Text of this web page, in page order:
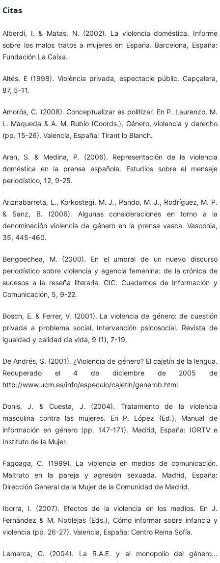
Citas
Alberdi, I. & Matas, N. (2002). La violencia doméstica. Informe
sobre los malos tratos a mujeres en España. Barcelona, España:
Fundación La Caixa.
Altés, E (1998). Violència privada, espectacle públic. Capçalera,
87, 5-11.
Amorós, C. (2008). Conceptualizar es politizar. En P. Laurenzo, M.
L. Maqueda & A. M. Rubio (Coords.), Género, violencia y derecho
(pp. 15-26). Valencia, España: Tirant lo Blanch.
Aran, S. & Medina, P. (2006). Representación de la violencia
doméstica en la prensa española. Estudios sobre el mensaje
periodístico, 12, 9-25.
Ariznabarreta, L., Korkostegi, M. J., Pando, M. J., Rodríguez, M. P.
& Sanz, B. (2006). Algunas consideraciones en torno a la
denominación violencia de género en la prensa vasca. Vasconia,
35, 445-460.
Bengoechea, M. (2000). En el umbral de un nuevo discurso
periodístico sobre violencia y agencia femenina: de la crónica de
sucesos a la reseña literaria. CIC. Cuadernos de Información y
Comunicación, 5, 9-22.
Bosch, E. & Ferrer, V. (2001). La violencia de género: de cuestión
privada a problema social, Intervención psicosocial. Revista de
igualdad y calidad de vida, 9 (1), 7-19.
De Andrés, S. (2001). ¿Violencia de género? El cajetín de la lengua.
Recuperado el 4 de diciembre de 2005 de
http://www.ucm.es/info/especulo/cajetin/generob.html
Donis, J. & Cuesta, J. (2004). Tratamiento de la violencia
masculina contra las mujeres. En P. López (Ed.), Manual de
información en género (pp. 147-171). Madrid, España: IORTV e
Instituto de la Mujer.
Fagoaga, C. (1999). La violencia en medios de comunicación.
Maltrato en la pareja y agresión sexuada. Madrid, España:
Dirección General de la Mujer de la Comunidad de Madrid.
Iborra, I. (2007). Efectos de la violencia en los medios. En J.
Fernández & M. Noblejas (Eds.), Cómo informar sobre infancia y
violencia (pp. 26-27). Valencia, España: Centro Reina Sofía.
Lamarca, C. (2004). La R.A.E. y el monopolio del género…